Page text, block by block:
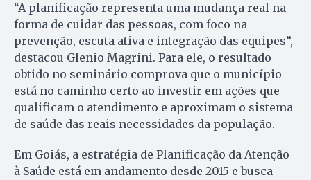
“A planificação representa uma mudança real na
forma de cuidar das pessoas, com foco na
prevenção, escuta ativa e integração das equipes”,
destacou Glenio Magrini. Para ele, o resultado
obtido no seminário comprova que o município
está no caminho certo ao investir em ações que
qualificam o atendimento e aproximam o sistema
de saúde das reais necessidades da população.
Em Goiás, a estratégia de Planificação da Atenção
à Saúde está em andamento desde 2015 e busca